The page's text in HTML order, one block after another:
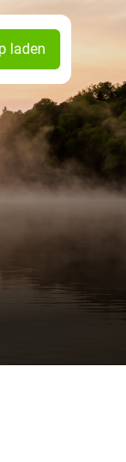
laden